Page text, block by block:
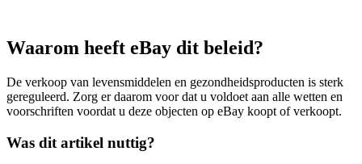
Waarom heeft eBay dit beleid?
De verkoop van levensmiddelen en gezondheidsproducten is sterk
gereguleerd. Zorg er daarom voor dat u voldoet aan alle wetten en
voorschriften voordat u deze objecten op eBay koopt of verkoopt.
Was dit artikel nuttig?